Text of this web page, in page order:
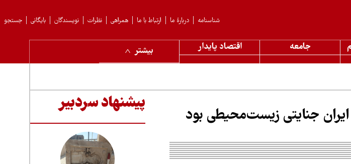
جستجو بایگانی نویسندگان نظرات همراهی ارتباط با ما دربارهٔ ما شناسنامه
جامعه اقتصاد پایدار
بیشتر
جنایتی زیست‌محیطی بود
پیشنهاد سردبیر